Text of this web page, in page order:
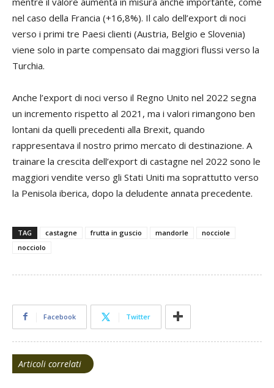
nel caso della Francia (+16,8%). Il calo dell’export di noci
verso i primi tre Paesi clienti (Austria, Belgio e Slovenia)
viene solo in parte compensato dai maggiori flussi verso la
Turchia.
Anche l’export di noci verso il Regno Unito nel 2022 segna
un incremento rispetto al 2021, ma i valori rimangono ben
lontani da quelli precedenti alla Brexit, quando
rappresentava il nostro primo mercato di destinazione. A
trainare la crescita dell’export di castagne nel 2022 sono le
maggiori vendite verso gli Stati Uniti ma soprattutto verso
la Penisola iberica, dopo la deludente annata precedente.
TAG castagne frutta in guscio mandorle
nocciole
nocciolo
Facebook Twitter
Articoli correlati